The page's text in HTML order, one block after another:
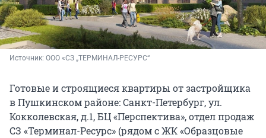
Источник: ООО «СЗ „ТЕРМИНАЛ-РЕСУРС“
Готовые и строящиеся квартиры от застройщика
в Пушкинском районе: Санкт-Петербург, ул.
Кокколевская, д.1, БЦ «Перспектива», отдел продаж
СЗ «Терминал-Ресурс» (рядом с ЖК «Образцовые